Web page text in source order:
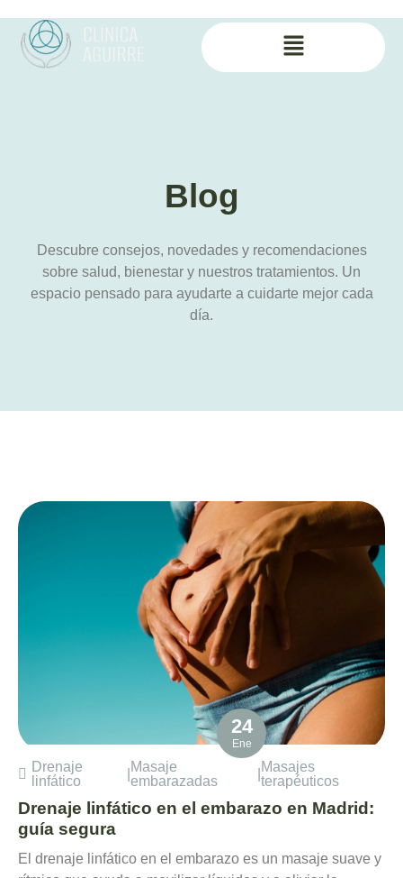
Blog
Descubre consejos, novedades y recomendaciones
sobre salud, bienestar y nuestros tratamientos. Un
espacio pensado para ayudarte a cuidarte mejor cada
día.
24
Ene
Drenaje
linfático
Masaje
embarazadas
Masajes
terapéuticos
Drenaje linfático en el embarazo en Madrid:
guía segura
El drenaje linfático en el embarazo es un masaje suave y